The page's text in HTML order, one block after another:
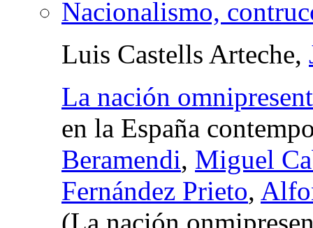
Nacionalismo,
Luis Castells Arteche,
La nación
en la España
Beramendi, Miguel
Fernández Prieto,